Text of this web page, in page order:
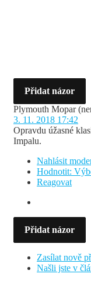
Přidat názor
Plymouth Mopar
3. 11. 2018 17:42
Opravdu úžasné
Impalu.
Nahlásit
Hodnotit:
Reagovat
Přidat názor
Zasílat nově
Našli jste v